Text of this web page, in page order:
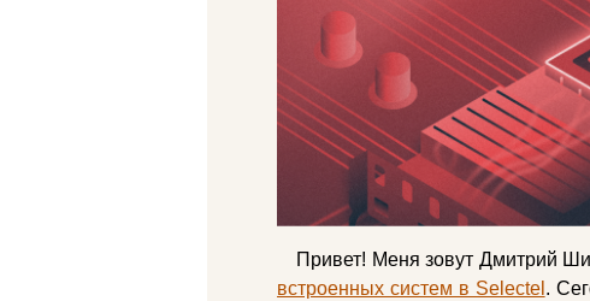
Привет! Меня зовут Дмитрий
встроенных систем в Selectel .